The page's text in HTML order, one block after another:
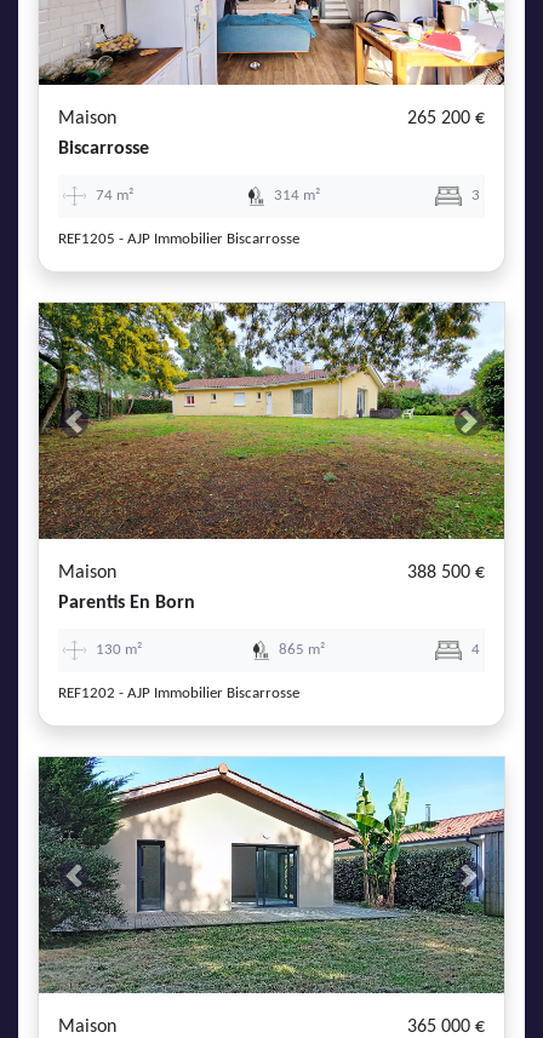
Maison
265 200 €
Biscarrosse
74 m² 314 m² 3
REF1205 - AJP Immobilier Biscarrosse
Previous Next
Maison
388 500 €
Parentis En Born
130 m² 865 m² 4
REF1202 - AJP Immobilier Biscarrosse
Previous Next
Maison
365 000 €